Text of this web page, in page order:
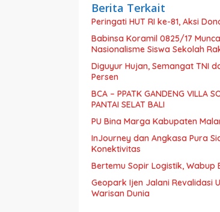
Berita Terkait
Peringati HUT RI ke-81, Aksi
Babinsa Koramil 0825/17
Nasionalisme Siswa Sekolah
Diguyur Hujan, Semangat TNI
Persen
BCA – PPATK GANDENG VILLA
PANTAI SELAT BALI
PU Bina Marga Kabupaten
InJourney dan Angkasa Pura
Konektivitas
Bertemu Sopir Logistik, Wabup
Geopark Ijen Jalani Revalidasi